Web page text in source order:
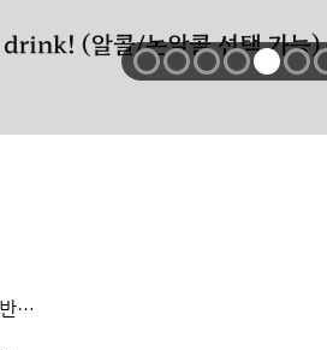
2026년「세종음악창작소 누리락」공연장 하반기 정기대관 승인 공고